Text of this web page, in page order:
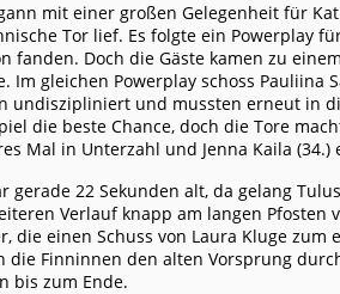
mit einer großen Gelegenheit für
Tor lief. Es folgte ein Powerplay
fanden. Doch die Gäste kamen zu
Im gleichen Powerplay schoss Pauliina
undiszipliniert und mussten erneut in
die beste Chance, doch die Tore
Mal in Unterzahl und Jenna Kaila
gerade 22 Sekunden alt, da gelang
Verlauf knapp am langen Pfosten
die einen Schuss von Laura Kluge zum
die Finninnen den alten Vorsprung
bis zum Ende.